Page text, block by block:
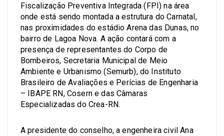
Fiscalização Preventiva Integrada (FPI) na área
onde está sendo montada a estrutura do Carnatal,
nas proximidades do estádio Arena das Dunas, no
bairro de Lagoa Nova. A ação contará com a
presença de representantes do Corpo de
Bombeiros, Secretaria Municipal de Meio
Ambiente e Urbanismo (Semurb), do Instituto
Brasileiro de Avaliações e Perícias de Engenharia
– IBAPE RN, Cosern e das Câmaras
Especializadas do Crea-RN.
A presidente do conselho, a engenheira civil Ana